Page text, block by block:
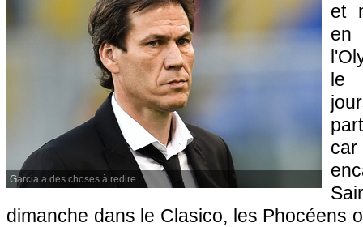
Garcia a des choses à redire...
et
en
le
dimanche dans le Clasico, les Phocéens